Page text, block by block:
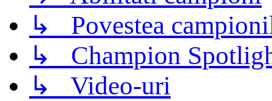
↳ Povestea
↳ Champion
↳ Video-uri